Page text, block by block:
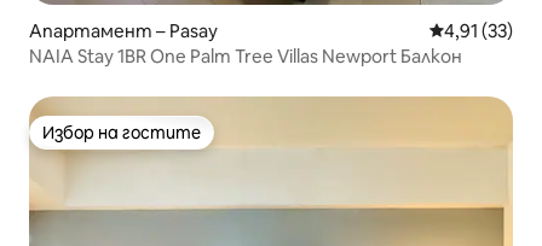
Апартамент – Pasay Средна
4,91 (33)
NAIA Stay 1BR One Palm Tree Villas Newport Балкон
Избор на гостите
Избор на гостите